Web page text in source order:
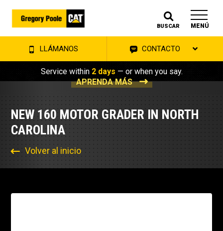
BUSCAR MENÚ
LLÁMANOS CONTACTO
Service within 2 days — or when you say.
APRENDA MÁS
NEW 160 MOTOR GRADER IN NORTH
CAROLINA
Volver al inicio